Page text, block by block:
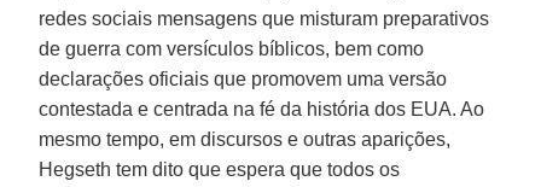
redes sociais mensagens que misturam preparativos
de guerra com versículos bíblicos, bem como
declarações oficiais que promovem uma versão
contestada e centrada na fé da história dos EUA. Ao
mesmo tempo, em discursos e outras aparições,
Hegseth tem dito que espera que todos os